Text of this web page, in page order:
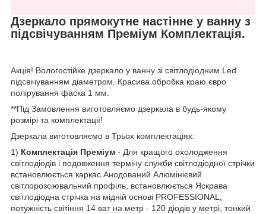
Дзеркало прямокутне настінне у ванну з
підсвічуванням Преміум Комплектація.
Акція! Вологостійке дзеркало у ванну зі світлодіодним Led
підсвічуванням діаметром. Красива обробка краю євро
полірування фаска 1 мм.
**Під Замовлення виготовляємо дзеркала в будь-якому
розмірі та комплектації!
Дзеркала виготовляємо в Трьох комплектаціях:
1) Комплектація Преміум - Для кращого охолодження
світлодіодів і подовження терміну служби світлодіодної стрічки
встановлюється каркас Анодований Алюмінієвий
світлорозсіювальний профіль, встановлюється Яскрава
світлодіодна стрічка на мідній основі PROFESSIONAL,
потужність світіння 14 ват на метр - 120 діодів у метрі, тонкий